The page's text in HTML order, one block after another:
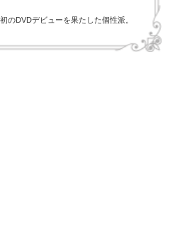
のDVDデビューを果たした個性派。